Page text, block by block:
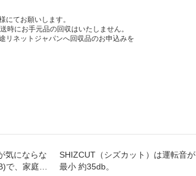
にてお願いします。
時にお手元品の回収はいたしません。
リネットジャパンへ回収品のお申込みを
気にならな
で、家庭や
SHIZCUT（シズカット）は運転音が
最小 約35db。